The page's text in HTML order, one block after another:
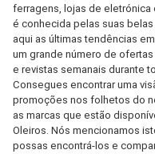
ferragens, lojas de eletrónica
é conhecida pelas suas
aqui as últimas tendências
um grande número de
e revistas semanais durante
Consegues encontrar uma
promoções nos folhetos do
as marcas que estão
Oleiros. Nós mencionamos
possas encontrá-los e